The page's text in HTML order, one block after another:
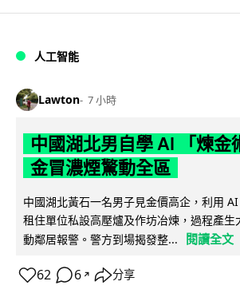
人工智能
Lawton 7 小時
中國湖北男自學 AI 「煉金
金冒濃煙驚動全區
中國湖北黃石一名男子見金價高企，利用
租住單位私設高壓爐及作坊冶煉，過程產生
動鄰居報警。警方到場揭發整...
閱讀全文
62 6 ↗ 分享